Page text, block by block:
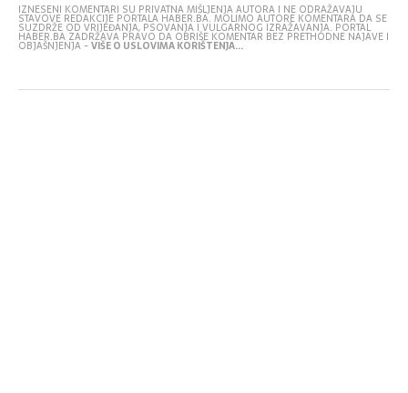
IZNESENI KOMENTARI SU PRIVATNA MIŠLJENJA AUTORA I NE ODRAŽAVAJU
STAVOVE REDAKCIJE PORTALA HABER.BA. MOLIMO AUTORE KOMENTARA DA SE
SUZDRŽE OD VRIJEĐANJA, PSOVANJA I VULGARNOG IZRAŽAVANJA. PORTAL
HABER.BA ZADRŽAVA PRAVO DA OBRIŠE KOMENTAR BEZ PRETHODNE NAJAVE I
OBJAŠNJENJA -VIŠE O USLOVIMA KORIŠTENJA...